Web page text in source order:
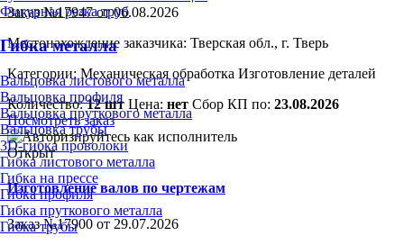
Фигурная резка труб
Гибка металла
Вальцовка листового металла
Вальцовка профиля
Вальцовка пруткового металла
Вальцовка трубы
3D-гибка проволоки
Гибка листового металла
Гибка на прессе
Гибка профиля
Гибка пруткового металла
Гибка трубы
Заказ №17947 от 06.08.2026
Местонахождение заказчика: Тверская обл., г. Тверь
Категории: Механическая обработка Изготовление деталей
Количество:12 шт Цена: нет Сбор КП по: 23.08.2026
Посмотреть заказ
Открыт
Изготовление валов по чертежам
Заказ №17900 от 29.07.2026